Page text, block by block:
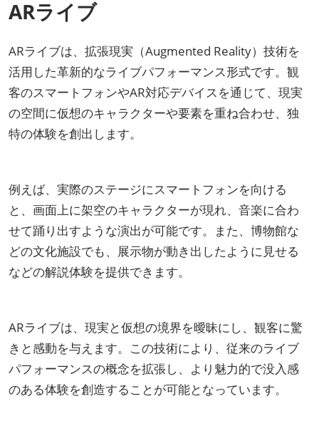
ARライブ
ARライブは、拡張現実（Augmented Reality）技術を
活用した革新的なライブパフォーマンス形式です。観
客のスマートフォンやAR対応デバイスを通じて、現実
の空間に仮想のキャラクターや要素を重ね合わせ、独
特の体験を創出します。
例えば、実際のステージにスマートフォンを向ける
と、画面上に架空のキャラクターが現れ、音楽に合わ
せて踊り出すような演出が可能です。また、博物館な
どの文化施設でも、展示物が動き出したように見せる
などの解説体験を提供できます。
ARライブは、現実と仮想の境界を曖昧にし、観客に驚
きと感動を与えます。この技術により、従来のライブ
パフォーマンスの概念を拡張し、より魅力的で没入感
のある体験を創造することが可能となっています。